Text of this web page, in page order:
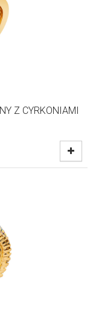
Z CYRKONIAMI